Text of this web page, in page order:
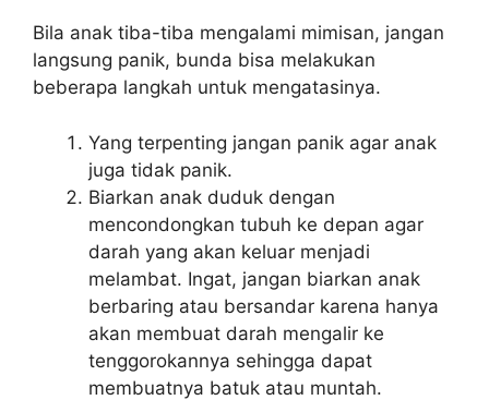
Bila anak tiba-tiba mengalami mimisan, jangan
langsung panik, bunda bisa melakukan
beberapa langkah untuk mengatasinya.
Yang terpenting jangan panik agar anak
juga tidak panik.
Biarkan anak duduk dengan
mencondongkan tubuh ke depan agar
darah yang akan keluar menjadi
melambat. Ingat, jangan biarkan anak
berbaring atau bersandar karena hanya
akan membuat darah mengalir ke
tenggorokannya sehingga dapat
membuatnya batuk atau muntah.